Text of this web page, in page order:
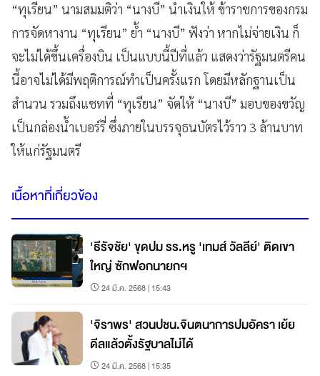
“ทุเรียน” นามสมมติว่า “นางบี” นำเงินให้ ข้าราชการของกรม
การจัดหางาน “ทุเรียน” ย้ำ “นางบี” ฟังว่า หากไม่จ่ายเงิน ก็
จะไม่ได้ขึ้นเครื่องบิน เป็นแบบนี้ปีที่แล้ว แสดงว่ารัฐมนตรีคน
นี้อาจไม่ได้มีพฤติการณ์ทำเป็นครั้งแรก โดยมีหลักฐานเป็น
สำนวน รวมถึงแชทที่ “ทุเรียน” จัดให้ “นางบี” มอบของขวัญ
เป็นกล่องน้ำเบอร์รี่ ซึ่งภายในบรรจุธนบัตรไว้ราว 3 ล้านบาท
ให้แก่รัฐมนตรี
เนื้อหาที่เกี่ยวข้อง
'ธีรัจชัย' ขุดปม รร.หรู 'เทมส์ วัลลีย์' ติดเขา
ใหญ่ ซักฟอกนายกฯ
24 มี.ค. 2568 | 15:43
'จิราพร' สวนปชน.จินตนาการปมอัครา เย้ย
ดีลแล้วตั้งรัฐบาลไม่ได้
24 มี.ค. 2568 | 15:35